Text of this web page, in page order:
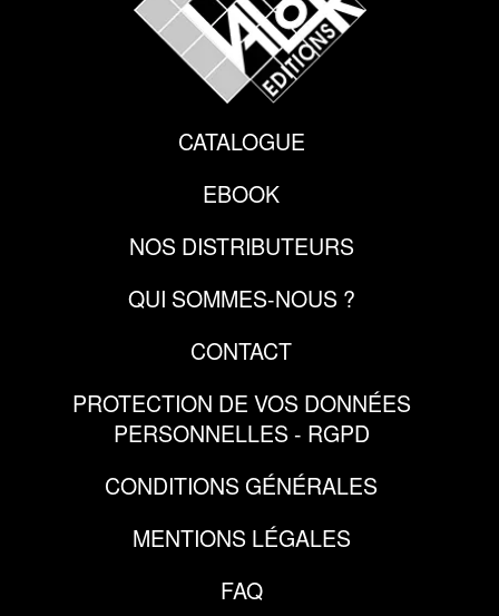
CATALOGUE
EBOOK
NOS DISTRIBUTEURS
QUI SOMMES-NOUS ?
CONTACT
PROTECTION DE VOS DONNÉES
PERSONNELLES - RGPD
CONDITIONS GÉNÉRALES
MENTIONS LÉGALES
FAQ